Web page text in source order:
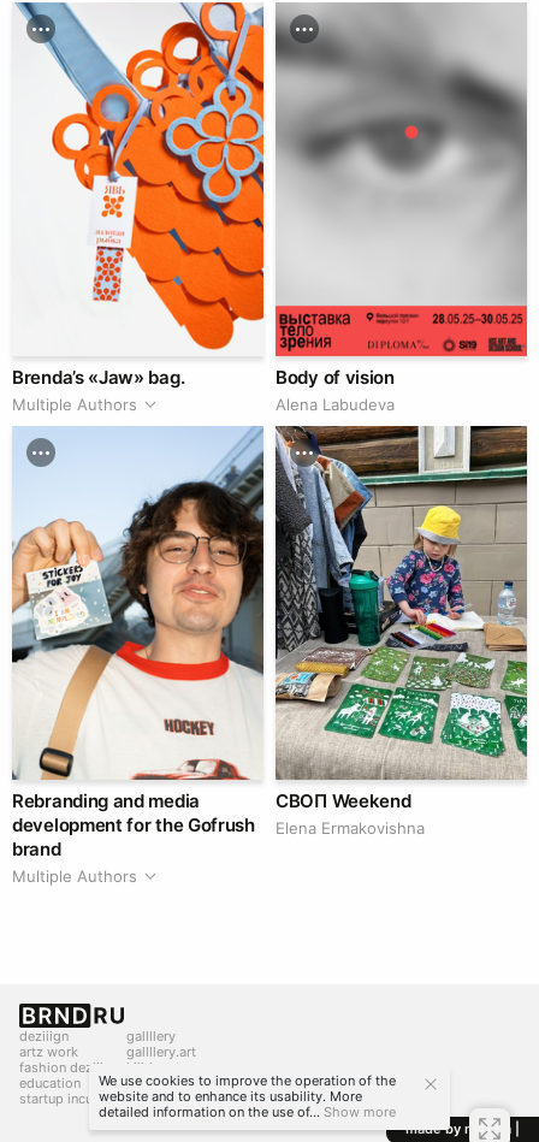
Brenda’s «Jaw» bag.
Multiple Authors
Body of vision
Alena Labudeva
Rebranding and media
development for the Gofrush
brand
Multiple Authors
СВОП Weekend
Elena Ermakovishna
deziiign
artz work
fashion deziiign
education
startup incubator
gallllery
gallllery.art
kiiids.art
made by mediiia |
We use cookies to improve the operation of the
website and to enhance its usability. More
detailed information on the use of... Show more